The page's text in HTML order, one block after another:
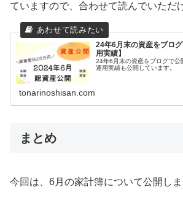
ていますので、合わせて読んでいただ
24年6月末の資産をブロ
用実績】
24年6月末の資産をブログで公
運用実績も公開しています。
tonarinoshisan.com
まとめ
今回は、6月の家計簿について公開しま